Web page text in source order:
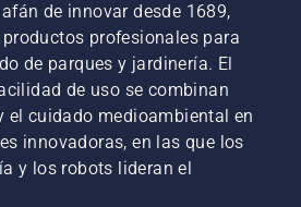
de innovar desde 1689,
profesionales para
de parques y jardinería. El
de uso se combinan
el cuidado medioambiental en
innovadoras, en las que los
y los robots lideran el